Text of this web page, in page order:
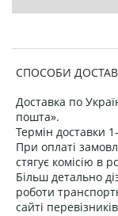
СПОСОБИ
Доставка по
пошта».
Термін доставки
При оплаті
стягує комісію в
Більш детально
роботи
сайті